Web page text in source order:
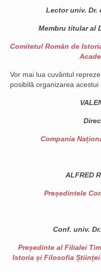
Lector univ. Dr.
Membru titular al
Comitetul Român de
Vor mai lua cuvântul
posibilă organizarea acestui
Compania
ALFRED
Președintele
Conf. univ.
Președinte al Filialei
Istoria și Filosofia